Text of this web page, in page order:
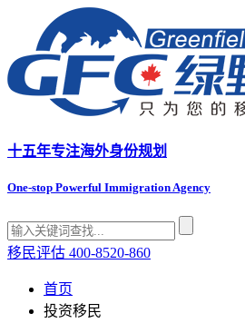
十五年专注海外身份规划
One-stop Powerful Immigration Agency
移民评估 400-8520-860
首页
投资移民